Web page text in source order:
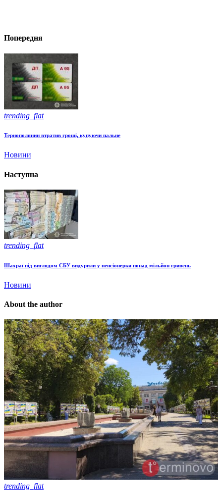
Попередня
trending_flat
Тернополянин втратив гроші, купуючи пальне
Новини
Наступна
trending_flat
Шахраї під виглядом СБУ видурили у пенсіонерки понад мільйон гривень
Новини
About the author
trending_flat